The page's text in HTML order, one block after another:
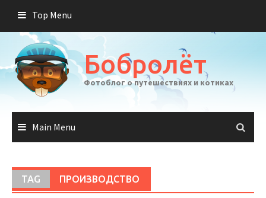
content
Top Menu
Бобролёт
Фотоблог о путешествиях и котиках
Main Menu
TAG ПРОИЗВОДСТВО